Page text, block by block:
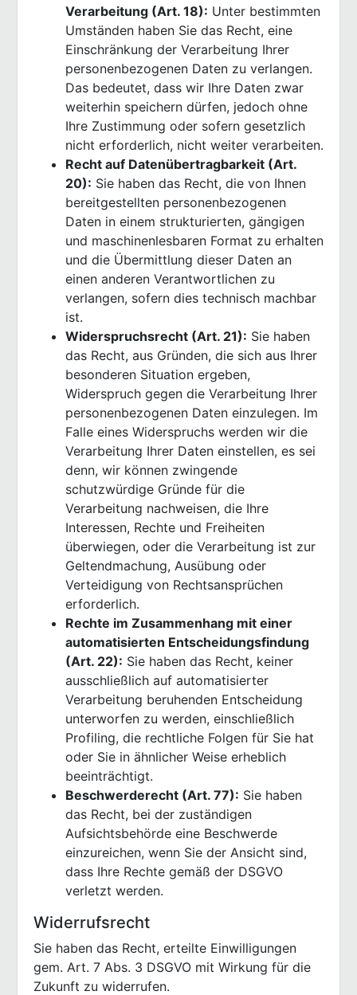
Verarbeitung (Art. 18): Unter bestimmten
Umständen haben Sie das Recht, eine
Einschränkung der Verarbeitung Ihrer
personenbezogenen Daten zu verlangen.
Das bedeutet, dass wir Ihre Daten zwar
weiterhin speichern dürfen, jedoch ohne
Ihre Zustimmung oder sofern gesetzlich
nicht erforderlich, nicht weiter verarbeiten.
Recht auf Datenübertragbarkeit (Art.
20): Sie haben das Recht, die von Ihnen
bereitgestellten personenbezogenen
Daten in einem strukturierten, gängigen
und maschinenlesbaren Format zu erhalten
und die Übermittlung dieser Daten an
einen anderen Verantwortlichen zu
verlangen, sofern dies technisch machbar
ist.
Widerspruchsrecht (Art. 21): Sie haben
das Recht, aus Gründen, die sich aus Ihrer
besonderen Situation ergeben,
Widerspruch gegen die Verarbeitung Ihrer
personenbezogenen Daten einzulegen. Im
Falle eines Widerspruchs werden wir die
Verarbeitung Ihrer Daten einstellen, es sei
denn, wir können zwingende
schutzwürdige Gründe für die
Verarbeitung nachweisen, die Ihre
Interessen, Rechte und Freiheiten
überwiegen, oder die Verarbeitung ist zur
Geltendmachung, Ausübung oder
Verteidigung von Rechtsansprüchen
erforderlich.
Rechte im Zusammenhang mit einer
automatisierten Entscheidungsfindung
(Art. 22): Sie haben das Recht, keiner
ausschließlich auf automatisierter
Verarbeitung beruhenden Entscheidung
unterworfen zu werden, einschließlich
Profiling, die rechtliche Folgen für Sie hat
oder Sie in ähnlicher Weise erheblich
beeinträchtigt.
Beschwerderecht (Art. 77): Sie haben
das Recht, bei der zuständigen
Aufsichtsbehörde eine Beschwerde
einzureichen, wenn Sie der Ansicht sind,
dass Ihre Rechte gemäß der DSGVO
verletzt werden.
Widerrufsrecht
Sie haben das Recht, erteilte Einwilligungen
gem. Art. 7 Abs. 3 DSGVO mit Wirkung für die
Zukunft zu widerrufen.